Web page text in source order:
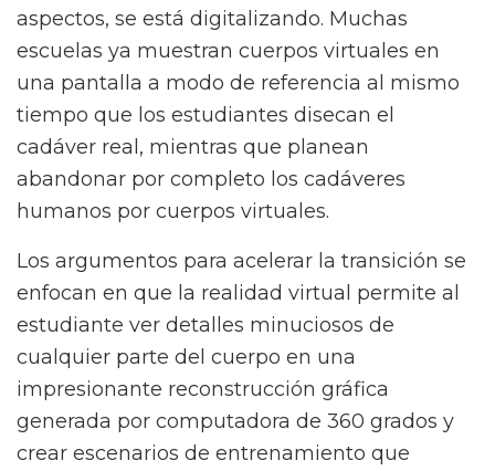
aspectos, se está digitalizando. Muchas
escuelas ya muestran cuerpos virtuales en
una pantalla a modo de referencia al mismo
tiempo que los estudiantes disecan el
cadáver real, mientras que planean
abandonar por completo los cadáveres
humanos por cuerpos virtuales.
Los argumentos para acelerar la transición se
enfocan en que la realidad virtual permite al
estudiante ver detalles minuciosos de
cualquier parte del cuerpo en una
impresionante reconstrucción gráfica
generada por computadora de 360 grados y
crear escenarios de entrenamiento que